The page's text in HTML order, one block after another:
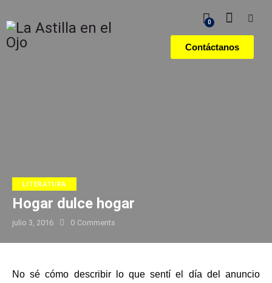
0
Contáctanos
LITERATURA
Hogar dulce hogar
julio 3, 2016 0 Comments
No sé cómo describir lo que sentí el día del anuncio